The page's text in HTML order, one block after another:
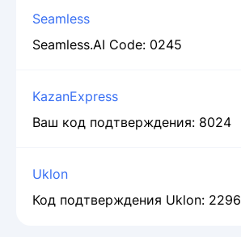
Seamless
Seamless.AI Code: 0245
KazanExpress
Ваш код подтверждения: 8024
Uklon
Код подтверждения Uklon: 2296